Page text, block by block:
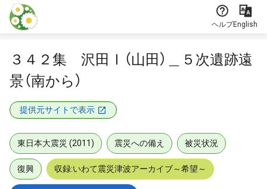
本文に飛ぶ
ヘルプEnglish
３４２集 沢田Ⅰ（山田）＿５次遺跡遠
景（南から）
提供元サイトで表示
東日本大震災 (2011) 震災への備え 被災状況
復興 収録:いわて震災津波アーカイブ～希望～